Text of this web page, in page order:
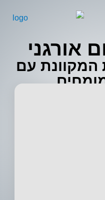
אורגני
המקוונת עם